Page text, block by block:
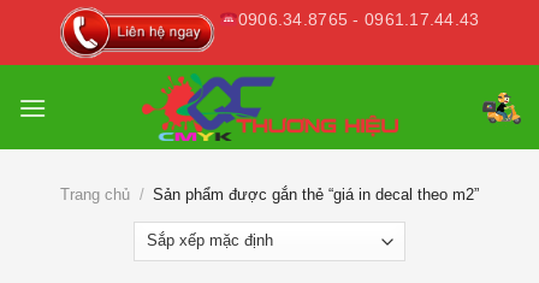
0906.34.8765 - 0961.17.44.43
Trang chủ / Sản phẩm được gắn thẻ “giá in decal theo m2”